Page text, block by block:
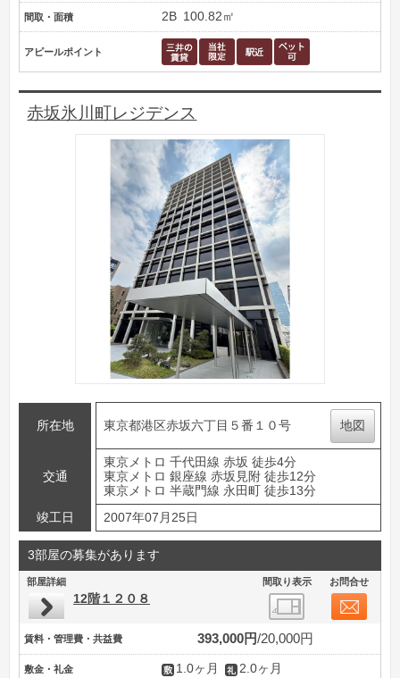
間取・面積 2B 100.82㎡
アピールポイント
赤坂氷川町レジデンス
所在地 東京都港区赤坂六丁目５番１０号 地図
交通
東京メトロ 千代田線 赤坂 徒歩4分
東京メトロ 銀座線 赤坂見附 徒歩12分
東京メトロ 半蔵門線 永田町 徒歩13分
竣工日
2007年07月25日
3部屋の募集があります
部屋詳細 間取り表示 お問合せ
12階１２０８
賃料・管理費・共益費 393,000円 20,000円
敷金・礼金 1.0ヶ月 2.0ヶ月